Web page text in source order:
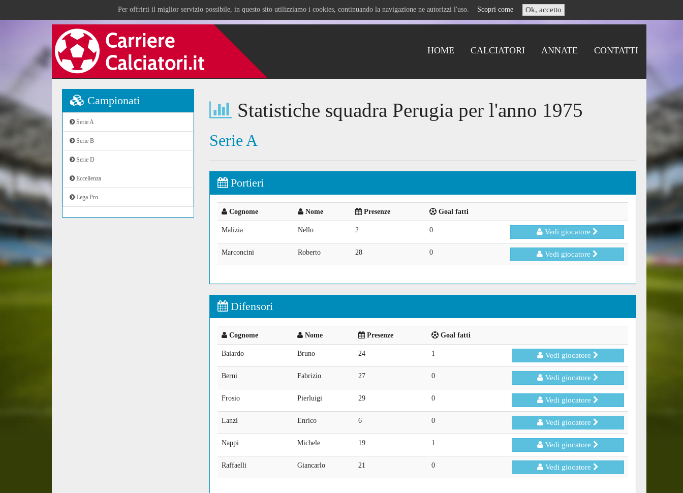
Per offrirti il miglior servizio possibile, in questo sito utilizziamo i cookies, continuando la navigazione ne autorizzi l'uso. Scopri come Ok, accetto
HOME CALCIATORI ANNATE CONTATTI
Campionati
Serie A
Serie B
Serie D
Eccellenza
Lega Pro
Statistiche squadra Perugia per l'anno 1975
Serie A
Portieri
Cognome Nome Presenze Goal fatti
Malizia Nello 2 0 Vedi giocatore
Marconcini Roberto 28 0 Vedi giocatore
Difensori
Cognome Nome Presenze Goal fatti
Baiardo Bruno 24 1 Vedi giocatore
Berni Fabrizio 27 0 Vedi giocatore
Frosio Pierluigi 29 0 Vedi giocatore
Lanzi Enrico 6 0 Vedi giocatore
Nappi Michele 19 1 Vedi giocatore
Raffaelli Giancarlo 21 0 Vedi giocatore